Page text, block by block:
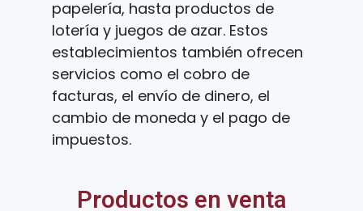
papelería, hasta productos de
lotería y juegos de azar. Estos
establecimientos también ofrecen
servicios como el cobro de
facturas, el envío de dinero, el
cambio de moneda y el pago de
impuestos.
Productos en venta